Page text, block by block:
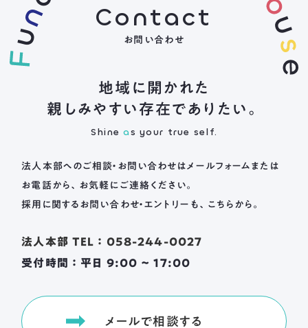
Contact
お問い合わせ
地域に開かれた
親しみやすい存在でありたい。
Shineas your true self.
法人本部へのご相談・お問い合わせはメールフォームまたは
お電話から、お気軽にご連絡ください。
採用に関するお問い合わせ・エントリーも、こちらから。
法人本部 TEL ： 058-244-0027
受付時間 ： 平日 9:00 ~ 17:00
メールで相談する